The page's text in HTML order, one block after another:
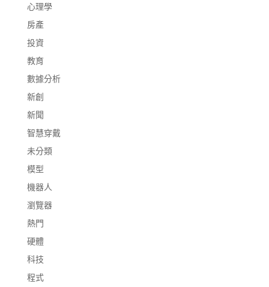
心理學
房產
投資
教育
數據分析
新創
新聞
智慧穿戴
未分類
模型
機器人
瀏覽器
熱門
硬體
科技
程式